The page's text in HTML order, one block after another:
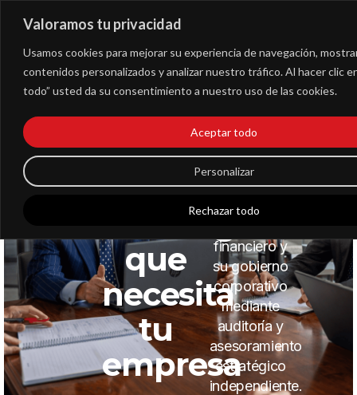
Valoramos tu privacidad
Usamos cookies para mejorar su experiencia de navegación,
contenidos personalizados y analizar nuestro tráfico. Al hacer clic
todo” usted da su consentimiento a nuestro uso de las cookies.
Personalizar
Rechazar todo
Aceptar todo
ASESORÍA |
CONSULTORÍA
El
partner
estratégico
que
necesita
tu
empresa
Desde 1994
ayudamos a
empresas a
fortalecer su
financiero y
su gobierno
corporativo
mediante
auditoría y
asesoramiento
estratégico
independiente.